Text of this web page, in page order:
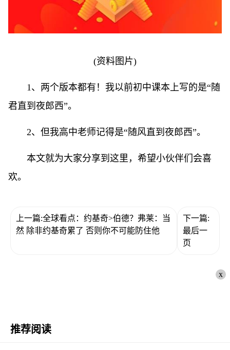
(资料图片)
1、两个版本都有！我以前初中课本上写的是“随
君直到夜郎西”。
2、但我高中老师记得是“随风直到夜郎西”。
本文就为大家分享到这里，希望小伙伴们会喜
欢。
上一篇:全球看点：约基奇>伯德？弗莱：当
然 除非约基奇累了 否则你不可能防住他
下一篇:
最后一
页
x
推荐阅读